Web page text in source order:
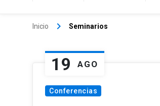
Inicio keyboard_arrow_right Seminarios
19 AGO
Conferencias